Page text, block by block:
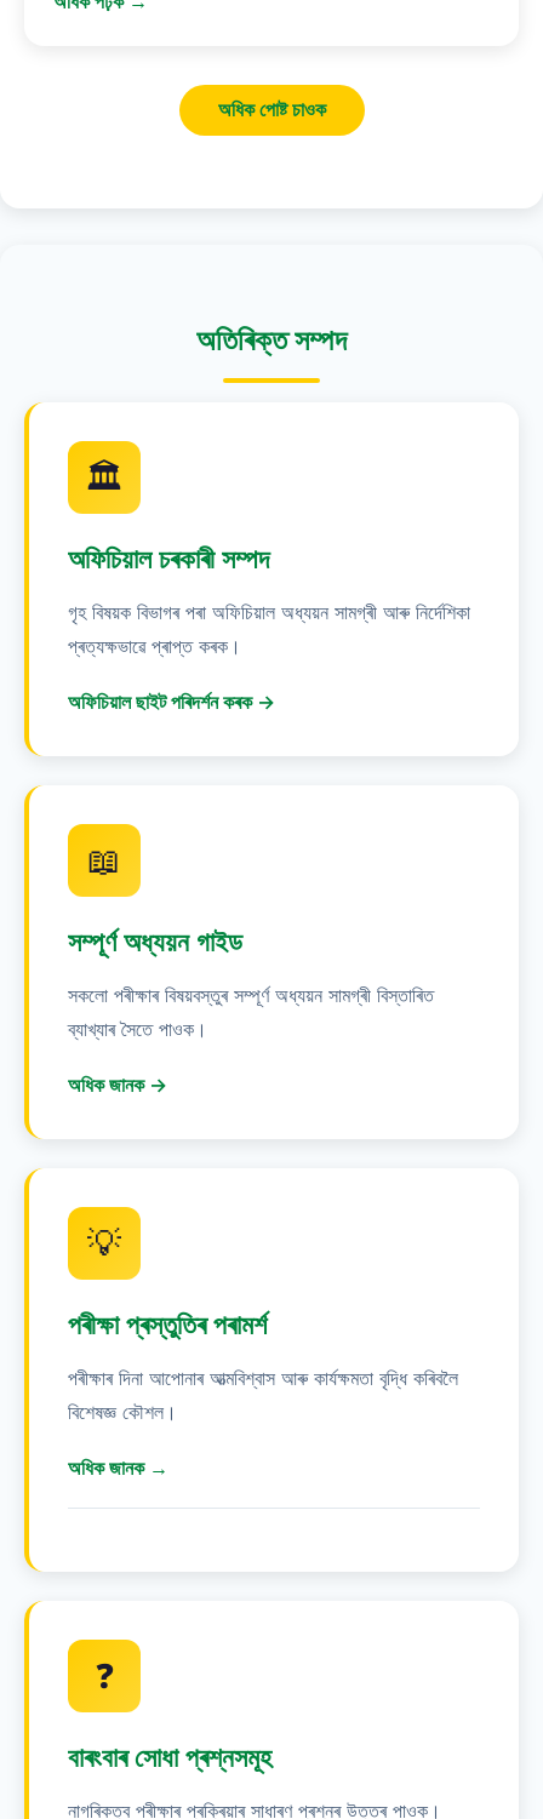
অধিক পোষ্ট চাওক
অতিৰিক্ত সম্পদ
🏛️
অফিচিয়াল চৰকাৰী সম্পদ
গৃহ বিষয়ক বিভাগৰ পৰা অফিচিয়াল অধ্যয়ন সামগ্ৰী আৰু নিৰ্দেশিকা
প্ৰত্যক্ষভাৱে প্ৰাপ্ত কৰক।
অফিচিয়াল ছাইট পৰিদৰ্শন কৰক →
📖
সম্পূর্ণ অধ্যয়ন গাইড
সকলো পৰীক্ষাৰ বিষয়বস্তুৰ সম্পূৰ্ণ অধ্যয়ন সামগ্ৰী বিস্তাৰিত
ব্যাখ্যাৰ সৈতে পাওক।
অধিক জানক →
💡
পৰীক্ষা প্ৰস্তুতিৰ পৰামৰ্শ
পৰীক্ষাৰ দিনা আপোনাৰ আত্মবিশ্বাস আৰু কাৰ্যক্ষমতা বৃদ্ধি কৰিবলৈ
বিশেষজ্ঞ কৌশল।
অধিক জানক →
অষ্ট্ৰেলিয়ান মূল্যবোধৰ প্ৰশ্নসমূহত অতিৰিক্ত মনোযোগ
পৰীক্ষা দিয়ক
মুখ্য তাৰিখ আৰু ঐতিহাসিক তথ্যৰ বাবে ফ্লাশকাৰ্ড
❓
বাৰংবাৰ সোধা প্ৰশ্নসমূহ
নাগৰিকত্ব পৰীক্ষাৰ প্ৰক্ৰিয়াৰ সাধাৰণ প্ৰশ্নৰ উত্তৰ পাওক।